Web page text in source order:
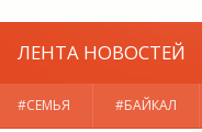
ЛЕНТА НОВОСТЕЙ
#СЕМЬЯ #БАЙКАЛ